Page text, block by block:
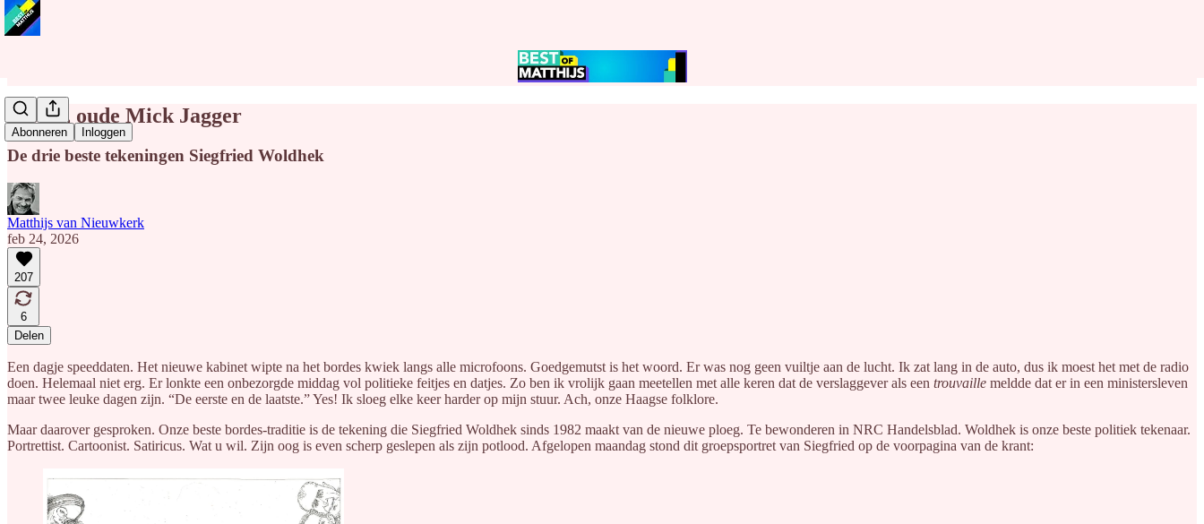
Abonneren Inloggen
Mooie, oude Mick Jagger
De drie beste tekeningen Siegfried Woldhek
Matthijs van Nieuwkerk
feb 24, 2026
207
6
Delen
Een dagje speeddaten. Het nieuwe kabinet wipte na het bordes kwiek langs alle microfoons. Goedgemutst is het woord. Er was nog geen vuiltje aan de lucht. Ik zat lang in de auto, dus ik moest het met de radio
doen. Helemaal niet erg. Er lonkte een onbezorgde middag vol politieke feitjes en datjes. Zo ben ik vrolijk gaan meetellen met alle keren dat de verslaggever als een trouvaille meldde dat er in een ministersleven
maar twee leuke dagen zijn. “De eerste en de laatste.” Yes! Ik sloeg elke keer harder op mijn stuur. Ach, onze Haagse folklore.
Maar daarover gesproken. Onze beste bordes-traditie is de tekening die Siegfried Woldhek sinds 1982 maakt van de nieuwe ploeg. Te bewonderen in NRC Handelsblad. Woldhek is onze beste politiek tekenaar.
Portrettist. Cartoonist. Satiricus. Wat u wil. Zijn oog is even scherp geslepen als zijn potlood. Afgelopen maandag stond dit groepsportret van Siegfried op de voorpagina van de krant: